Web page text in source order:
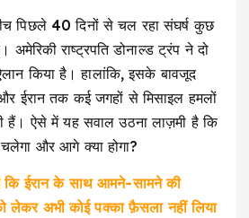
पिछले 40 दिनों से चल रहा संघर्ष कुछ
राष्ट्रपति डोनाल्ड ट्रंप ने दो
किया है। हालांकि, इसके बावजूद
ईरान तक कई जगहों से मिसाइल हमलों
हैं। ऐसे में यह सवाल उठना लाज़मी है कि
और आगे क्या होगा?
कि ईरान के साथ आमने-सामने की
लेकर अभी कोई पक्का फ़ैसला नहीं लिया